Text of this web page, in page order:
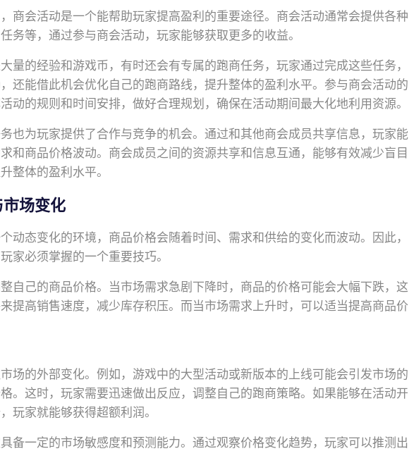
商会活动是一个能帮助玩家提高盈利的重要途径。商会活动通常会提供各种
务等，通过参与商会活动，玩家能够获取更多的收益。
量的经验和游戏币，有时还会有专属的跑商任务，玩家通过完成这些任务，
还能借此机会优化自己的跑商路线，提升整体的盈利水平。参与商会活动的
动的规则和时间安排，做好合理规划，确保在活动期间最大化地利用资源。
也为玩家提供了合作与竞争的机会。通过和其他商会成员共享信息，玩家能
和商品价格波动。商会成员之间的资源共享和信息互通，能够有效减少盲目
整体的盈利水平。
场变化
动态变化的环境，商品价格会随着时间、需求和供给的变化而波动。因此，
家必须掌握的一个重要技巧。
自己的商品价格。当市场需求急剧下降时，商品的价格可能会大幅下跌，这
提高销售速度，减少库存积压。而当市场需求上升时，可以适当提高商品价
场的外部变化。例如，游戏中的大型活动或新版本的上线可能会引发市场的
。这时，玩家需要迅速做出反应，调整自己的跑商策略。如果能够在活动开
玩家就能够获得超额利润。
备一定的市场敏感度和预测能力。通过观察价格变化趋势，玩家可以推测出